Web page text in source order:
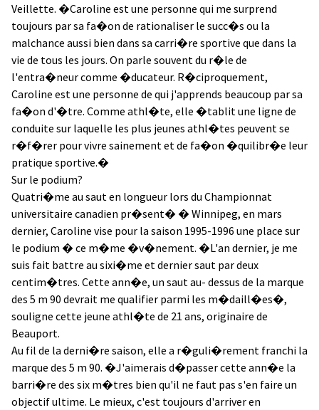
Veillette. �Caroline est une personne qui me surprend
toujours par sa fa�on de rationaliser le succ�s ou la
malchance aussi bien dans sa carri�re sportive que dans la
vie de tous les jours. On parle souvent du r�le de
l'entra�neur comme �ducateur. R�ciproquement,
Caroline est une personne de qui j'apprends beaucoup par sa
fa�on d'�tre. Comme athl�te, elle �tablit une ligne de
conduite sur laquelle les plus jeunes athl�tes peuvent se
r�f�rer pour vivre sainement et de fa�on �quilibr�e leur
pratique sportive.�
Sur le podium?
Quatri�me au saut en longueur lors du Championnat
universitaire canadien pr�sent� � Winnipeg, en mars
dernier, Caroline vise pour la saison 1995-1996 une place sur
le podium � ce m�me �v�nement. �L'an dernier, je me
suis fait battre au sixi�me et dernier saut par deux
centim�tres. Cette ann�e, un saut au- dessus de la marque
des 5 m 90 devrait me qualifier parmi les m�daill�es�,
souligne cette jeune athl�te de 21 ans, originaire de
Beauport.
Au fil de la derni�re saison, elle a r�guli�rement franchi la
marque des 5 m 90. �J'aimerais d�passer cette ann�e la
barri�re des six m�tres bien qu'il ne faut pas s'en faire un
objectif ultime. Le mieux, c'est toujours d'arriver en